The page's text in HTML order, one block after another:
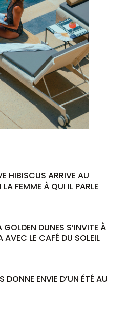
HIBISCUS ARRIVE AU
FEMME À QUI IL PARLE
DUNES S’INVITE À
LE CAFÉ DU SOLEIL
DONNE ENVIE D’UN ÉTÉ AU